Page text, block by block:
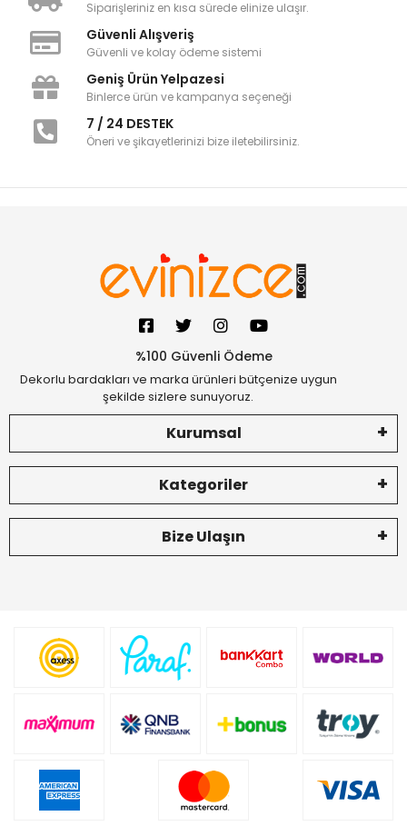
Siparişleriniz en kısa sürede elinize ulaşır.
Güvenli Alışveriş
Güvenli ve kolay ödeme sistemi
Geniş Ürün Yelpazesi
Binlerce ürün ve kampanya seçeneği
7 / 24 DESTEK
Öneri ve şikayetlerinizi bize iletebilirsiniz.
%100 Güvenli Ödeme
Dekorlu bardakları ve marka ürünleri bütçenize uygun
şekilde sizlere sunuyoruz.
Kurumsal
Kategoriler
Bize Ulaşın